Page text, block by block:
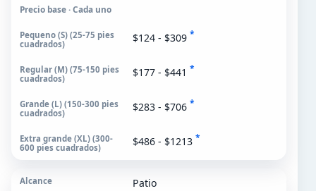
Precio base · Cada uno
$124 - $309 *
$177 - $441 *
$283 - $706 *
$486 - $1213 *
Patio